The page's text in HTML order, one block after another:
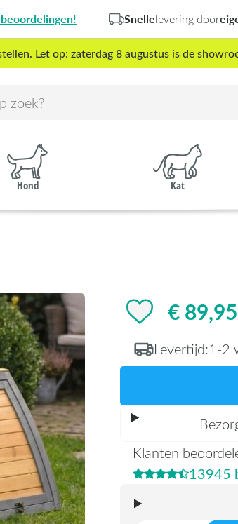
Snellelevering door
Let op: zaterdag 8 augustus is de
Hond Kat
€ 89,95
Levertijd:1-2
Klanten
13945